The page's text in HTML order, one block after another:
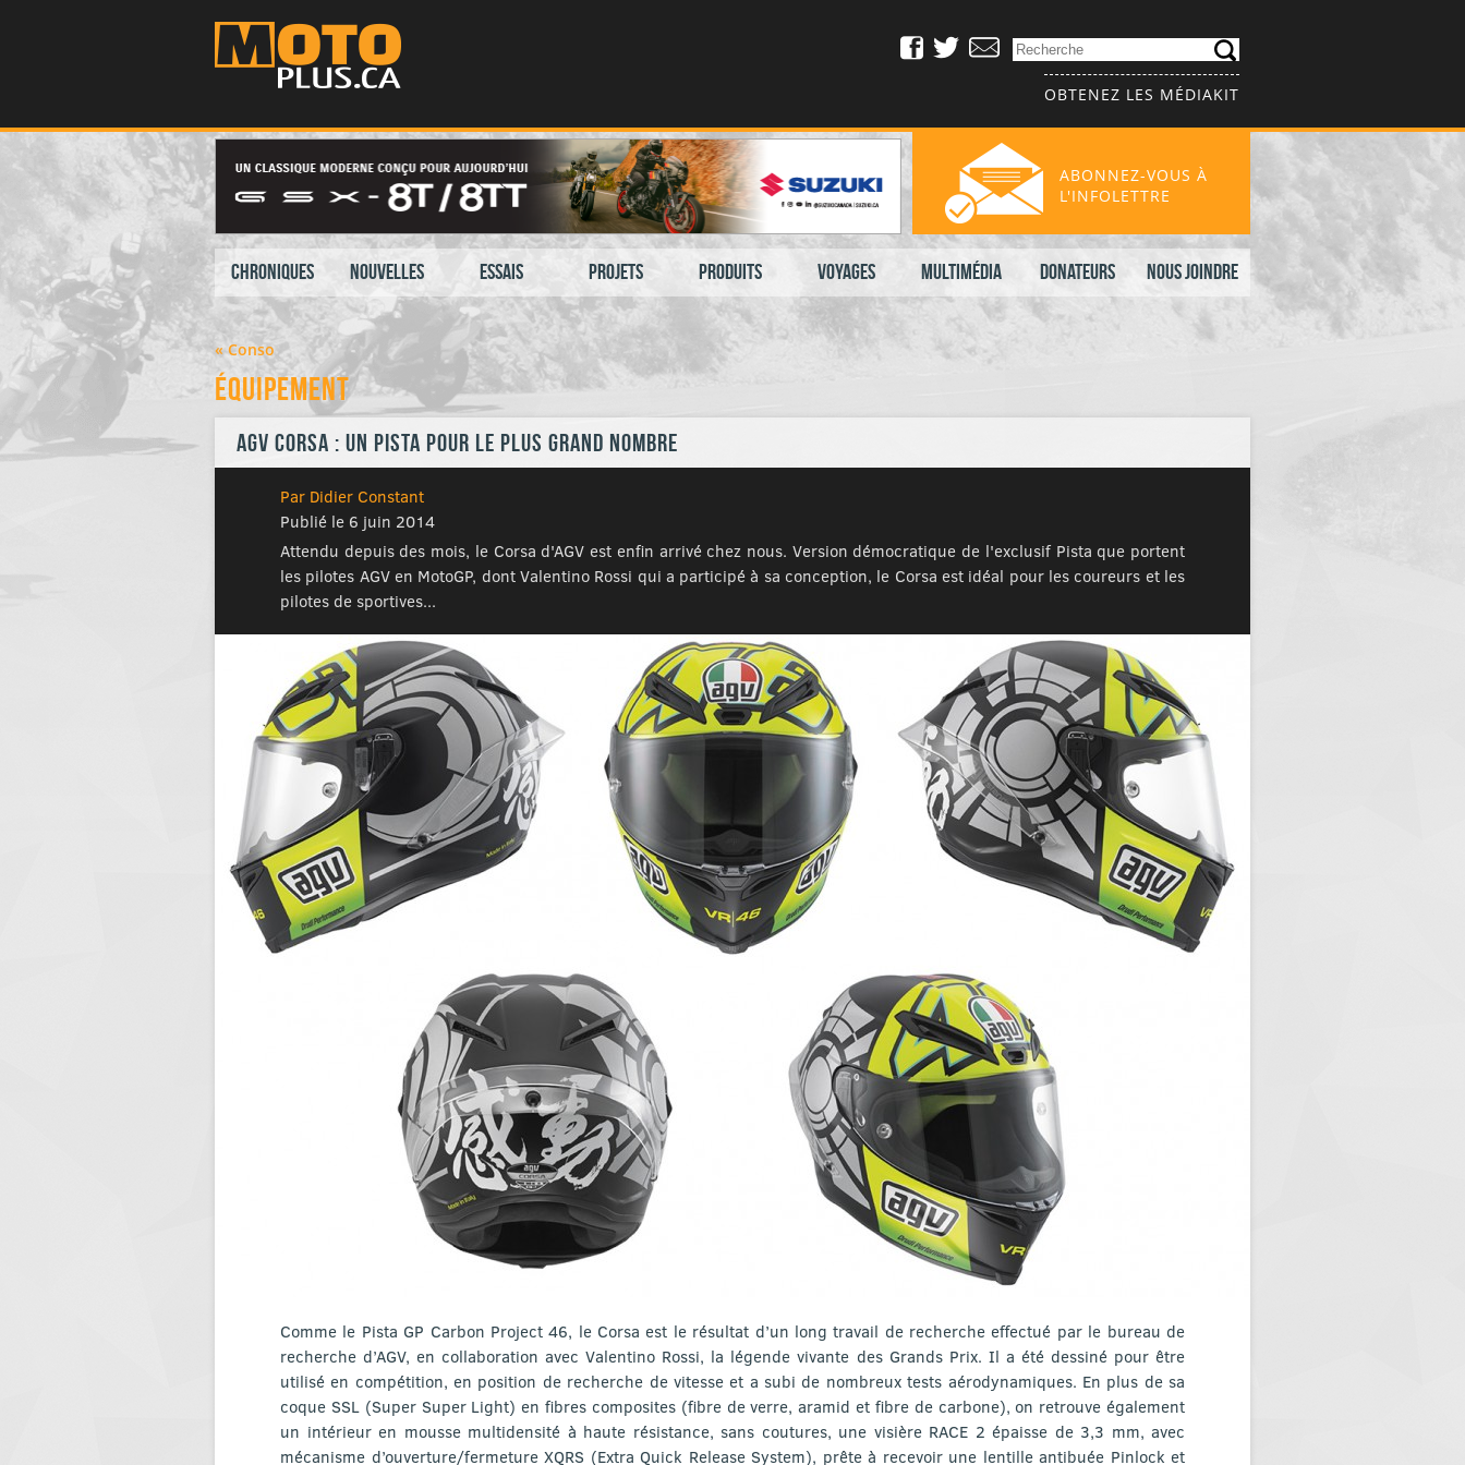
OBTENEZ LES MÉDIAKIT
Chroniques Nouvelles Essais Projets Produits Voyages Multimédia Donateurs Nous joindre
ABONNEZ-VOUS À
L'INFOLETTRE
« Conso
Équipement
AGV Corsa : un Pista pour le plus grand nombre
Par Didier Constant
Publié le 6 juin 2014
Attendu depuis des mois, le Corsa d'AGV est enfin arrivé chez nous. Version démocratique de l'exclusif Pista que portent
les pilotes AGV en MotoGP, dont Valentino Rossi qui a participé à sa conception, le Corsa est idéal pour les coureurs et les
pilotes de sportives...
Comme le Pista GP Carbon Project 46, le Corsa est le résultat d’un long travail de recherche effectué par le bureau de
recherche d’AGV, en collaboration avec Valentino Rossi, la légende vivante des Grands Prix. Il a été dessiné pour être
utilisé en compétition, en position de recherche de vitesse et a subi de nombreux tests aérodynamiques. En plus de sa
coque SSL (Super Super Light) en fibres composites (fibre de verre, aramid et fibre de carbone), on retrouve également
un intérieur en mousse multidensité à haute résistance, sans coutures, une visière RACE 2 épaisse de 3,3 mm, avec
mécanisme d’ouverture/fermeture XQRS (Extra Quick Release System), prête à recevoir une lentille antibuée Pinlock et